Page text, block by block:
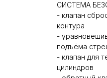
СИСТЕМА
- клапан
контура
-
подъёма
- клапан для
цилиндров